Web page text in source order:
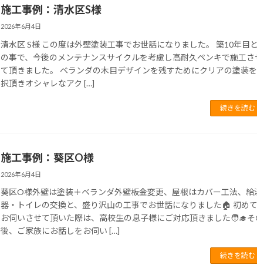
施工事例：清水区S様
2026年6月4日
清水区 S様 この度は外壁塗装工事でお世話になりました。 築10年目と
の事で、今後のメンテナンスサイクルを考慮し高耐久ペンキで施工さ
て頂きました。 ベランダの木目デザインを残すためにクリアの塗装
択頂きオシャレなアク […]
続きを読む
施工事例：葵区O様
2026年6月4日
葵区O様外壁は塗装＋ベランダ外壁板金変更、屋根はカバー工法、給
器・トイレの交換と、盛り沢山の工事でお世話になりました🏠 初めて
お伺いさせて頂いた際は、高校生の息子様にご対応頂きました🧑‍🎓そ
後、ご家族にお話しをお伺い […]
続きを読む